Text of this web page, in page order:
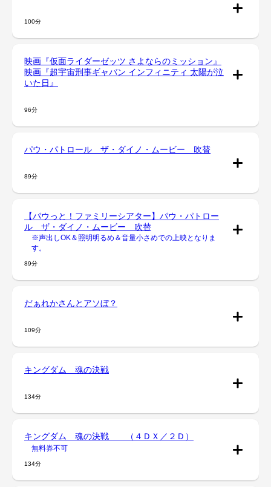
100分
映画『仮面ライダーゼッツ さよならのミッション』
映画『超宇宙刑事ギャバン インフィニティ 太陽が泣
いた日』
96分
パウ・パトロール ザ・ダイノ・ムービー 吹替
89分
【パウっと！ファミリーシアター】パウ・パトロー
ル ザ・ダイノ・ムービー 吹替
※声出しOK＆照明明るめ＆音量小さめでの上映となりま
す。
89分
だぁれかさんとアソぼ？
109分
キングダム 魂の決戦
134分
キングダム 魂の決戦 （４ＤＸ／２Ｄ）
無料券不可
134分